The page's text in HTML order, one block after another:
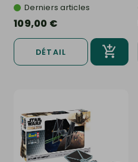
Derniers articles
109,00 €
DÉTAIL